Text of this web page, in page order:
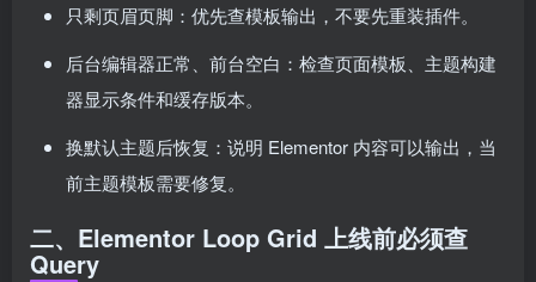
只剩页眉页脚：优先查模板输出，不要先重装插件。
后台编辑器正常、前台空白：检查页面模板、主题构建
器显示条件和缓存版本。
换默认主题后恢复：说明 Elementor 内容可以输出，当
前主题模板需要修复。
二、Elementor Loop Grid 上线前必须查
Query